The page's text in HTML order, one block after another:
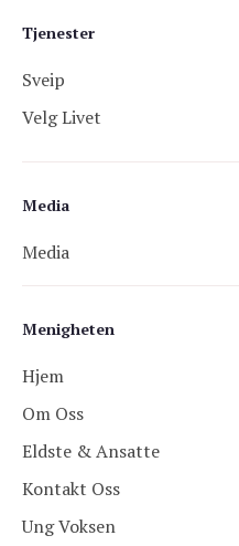
Menigheten
Hjem
Om Oss
Eldste & Ansatte
Kontakt Oss
Ung Voksen
Tjenester
Sveip
Velg Livet
Media
Media